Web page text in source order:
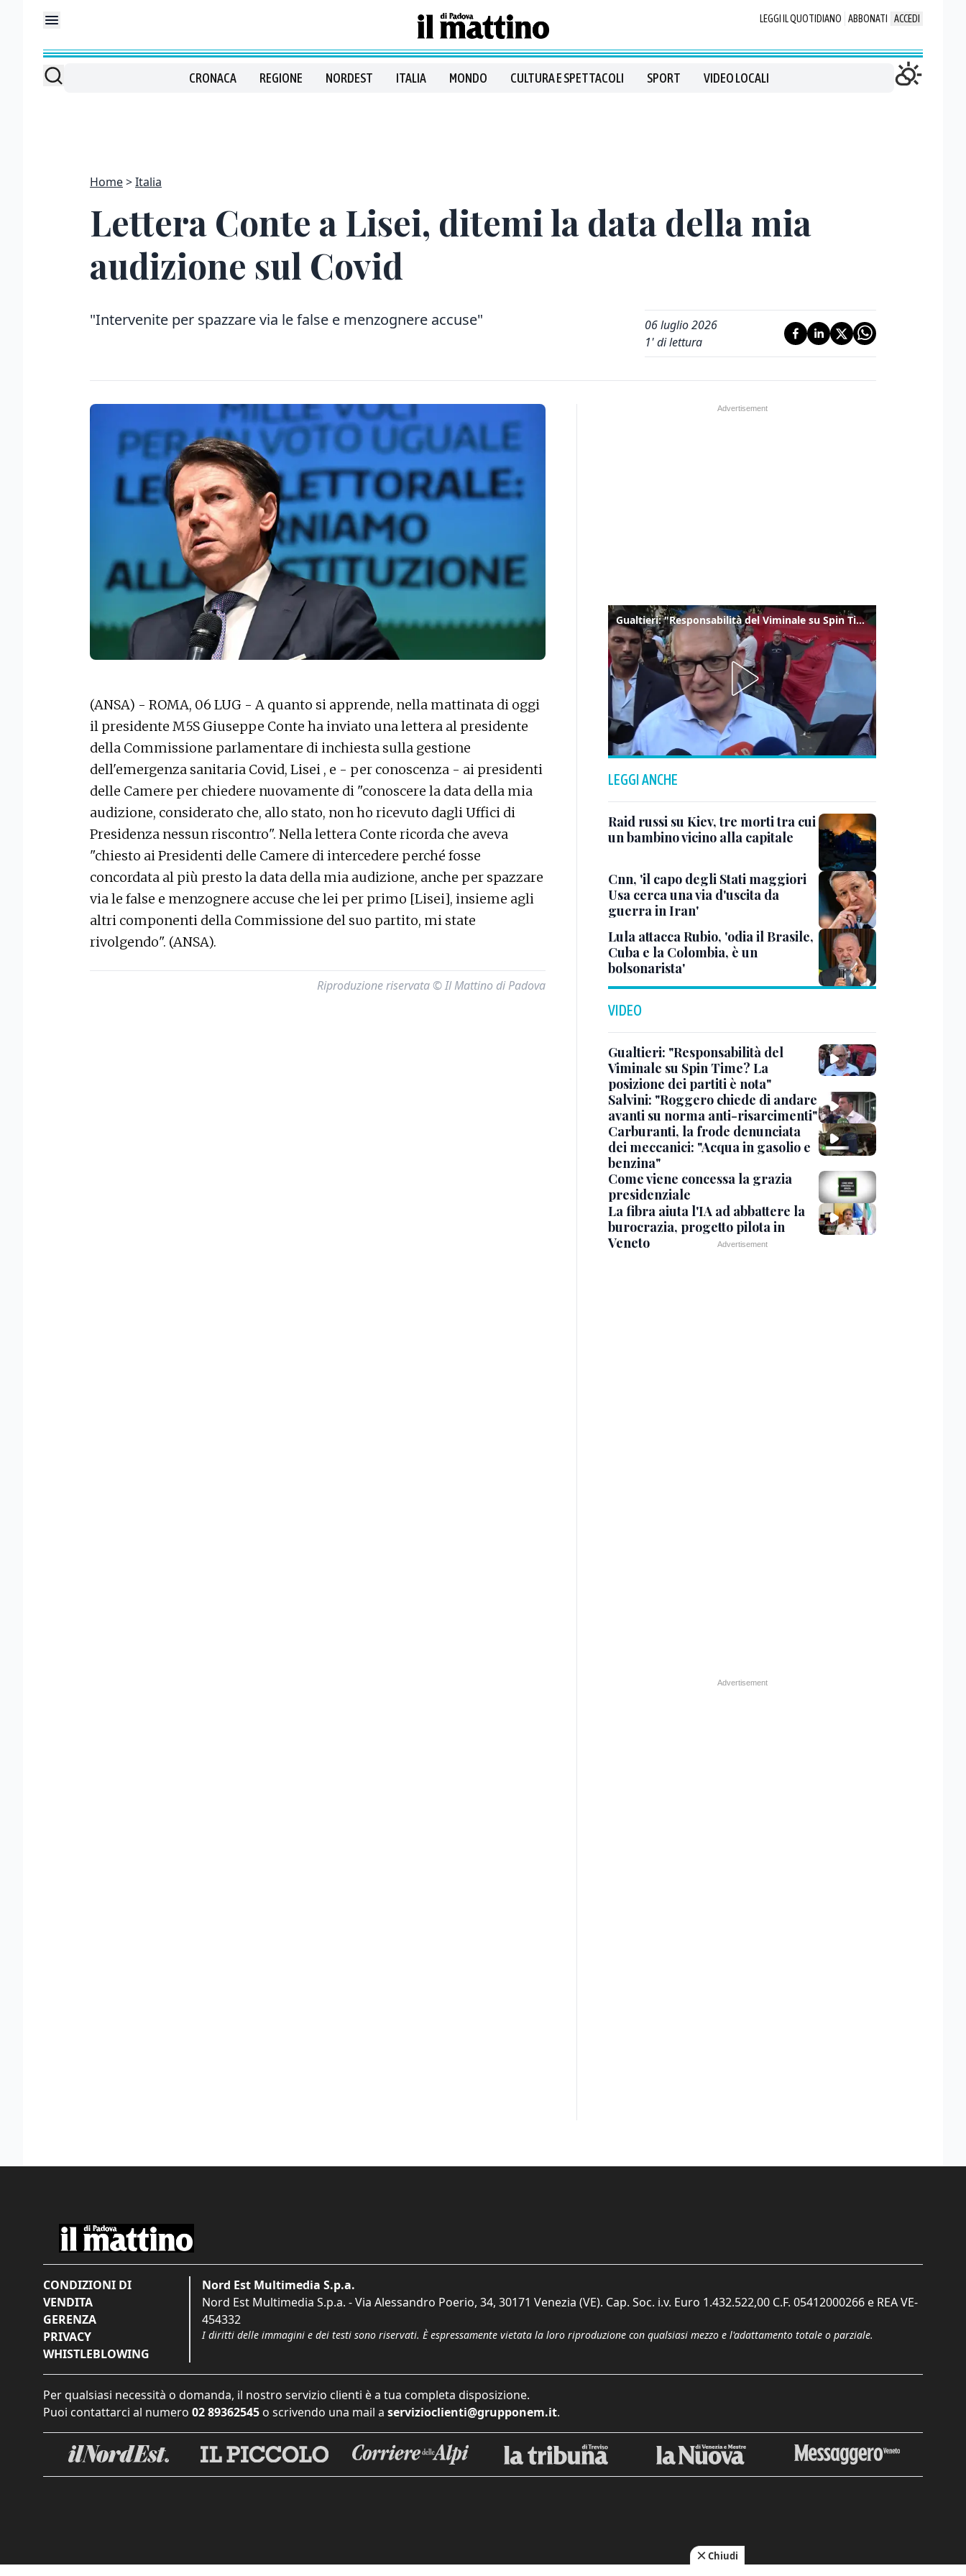
LEGGI IL QUOTIDIANO ABBONATI ACCEDI
CRONACA REGIONE NORDEST ITALIA MONDO CULTURA E SPETTACOLI SPORT VIDEO LOCALI
Home Italia
Lettera Conte a Lisei, ditemi la data della mia
audizione sul Covid
"Intervenite per spazzare via le false e menzognere accuse"
06 luglio 2026
1' di lettura
(ANSA) - ROMA, 06 LUG - A quanto si apprende, nella mattinata di oggi
il presidente M5S Giuseppe Conte ha inviato una lettera al presidente
della Commissione parlamentare di inchiesta sulla gestione
dell'emergenza sanitaria Covid, Lisei , e - per conoscenza - ai presidenti
delle Camere per chiedere nuovamente di "conoscere la data della mia
audizione, considerato che, allo stato, non ho ricevuto dagli Uffici di
Presidenza nessun riscontro". Nella lettera Conte ricorda che aveva
"chiesto ai Presidenti delle Camere di intercedere perché fosse
concordata al più presto la data della mia audizione, anche per spazzare
via le false e menzognere accuse che lei per primo [Lisei], insieme agli
altri componenti della Commissione del suo partito, mi state
rivolgendo". (ANSA).
Riproduzione riservata © Il Mattino di Padova
Gualtieri: "Responsabilità del Viminale su Spin Time? La posizione dei partiti è nota"
LEGGI ANCHE
Raid russi su Kiev, tre morti tra cui
un bambino vicino alla capitale
Cnn, 'il capo degli Stati maggiori
Usa cerca una via d'uscita da
guerra in Iran'
Lula attacca Rubio, 'odia il Brasile,
Cuba e la Colombia, è un
bolsonarista'
VIDEO
Gualtieri: "Responsabilità del
Viminale su Spin Time? La
posizione dei partiti è nota"
Salvini: "Roggero chiede di andare
avanti su norma anti-risarcimenti"
Carburanti, la frode denunciata
dei meccanici: "Acqua in gasolio e
benzina"
Come viene concessa la grazia
presidenziale
La fibra aiuta l'IA ad abbattere la
burocrazia, progetto pilota in
Veneto
CONDIZIONI DI
VENDITA
GERENZA
PRIVACY
WHISTLEBLOWING
Nord Est Multimedia S.p.a.
Nord Est Multimedia S.p.a. - Via Alessandro Poerio, 34, 30171 Venezia (VE). Cap. Soc. i.v. Euro 1.432.522,00 C.F. 05412000266 e REA VE-
454332
I diritti delle immagini e dei testi sono riservati. È espressamente vietata la loro riproduzione con qualsiasi mezzo e l'adattamento totale o parziale.
Per qualsiasi necessità o domanda, il nostro servizio clienti è a tua completa disposizione.
Puoi contattarci al numero 02 89362545 o scrivendo una mail a servizioclienti@grupponem.it.
Chiudi